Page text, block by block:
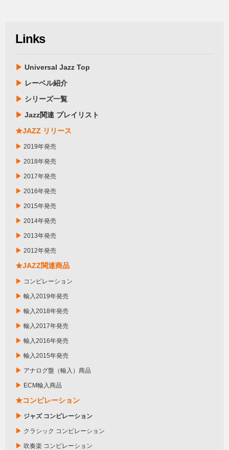
Links
▶ Universal Jazz Top
▶ レーベル紹介
▶ シリーズ一覧
▶ Jazz関連 プレイリスト
★JAZZ リリース
▶ 2019年発売
▶ 2018年発売
▶ 2017年発売
▶ 2016年発売
▶ 2015年発売
▶ 2014年発売
▶ 2013年発売
▶ 2012年発売
★JAZZ関連商品
▶ コンピレーション
▶ 輸入2019年発売
▶ 輸入2018年発売
▶ 輸入2017年発売
▶ 輸入2016年発売
▶ 輸入2015年発売
▶ アナログ盤（輸入）商品
▶ ECM輸入商品
★コンピレーション
▶ ジャズ コンピレーション
▶ クラシック コンピレーション
▶ 吹奏楽 コンピレーション